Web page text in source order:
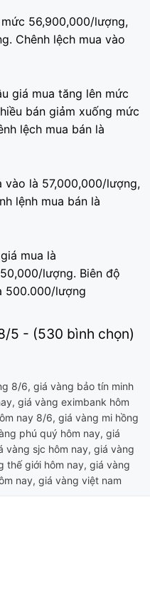
56,900,000/lượng,
Chênh lệch mua vào
giá mua tăng lên mức
bán giảm xuống mức
lệch mua bán là
vào là 57,000,000/lượng,
lệnh mua bán là
mua là
lượng. Biên độ
500.000/lượng
5 - (530 bình chọn)
8/6, giá vàng bảo tín minh
, giá vàng eximbank hôm
nay 8/6, giá vàng mi hồng
phú quý hôm nay, giá
vàng sjc hôm nay, giá vàng
thế giới hôm nay, giá vàng
nay, giá vàng việt nam